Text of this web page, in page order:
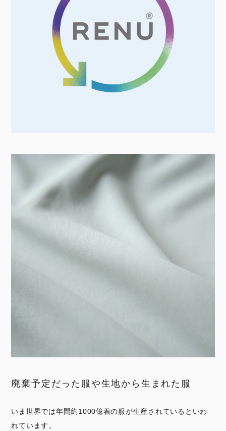
廃棄予定だった服や生地から生まれた服
いま世界では年間約1000億着の服が生産されているといわ
れています。